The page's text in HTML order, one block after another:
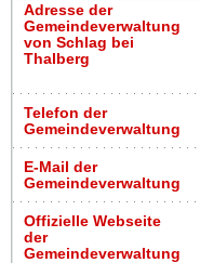
Adresse der
Gemeindeverwaltung
von Schlag bei
Thalberg
Telefon der
Gemeindeverwaltung
E-Mail der
Gemeindeverwaltung
Offizielle Webseite
der
Gemeindeverwaltung